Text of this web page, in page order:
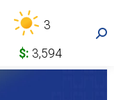
3
$: 3,594